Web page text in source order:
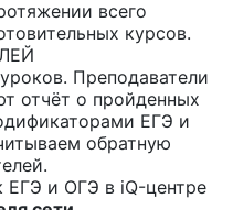
всего
курсов.
Преподаватели
отчёт о пройденных
ЕГЭ и
обратную
ЕГЭ и ОГЭ в iQ-центре